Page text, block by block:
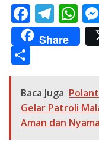
F
ac
e
o
o
k
T
el
e
a
m
W
h
at
A
p
p
Share
ar
e
Baca Juga
Gelar Patroli
Aman dan